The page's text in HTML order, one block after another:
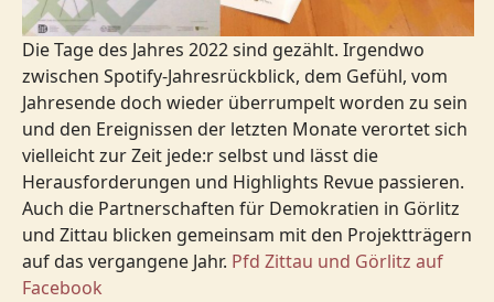
Die Tage des Jahres 2022 sind gezählt. Irgendwo
zwischen Spotify-Jahresrückblick, dem Gefühl, vom
Jahresende doch wieder überrumpelt worden zu sein
und den Ereignissen der letzten Monate verortet sich
vielleicht zur Zeit jede:r selbst und lässt die
Herausforderungen und Highlights Revue passieren.
Auch die Partnerschaften für Demokratien in Görlitz
und Zittau blicken gemeinsam mit den Projektträgern
auf das vergangene Jahr. Pfd Zittau und Görlitz auf
Facebook